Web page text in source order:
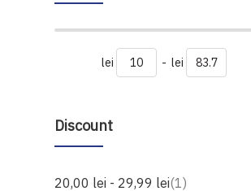
lei - lei
Discount
20,00 lei - 29,99 lei 1produs